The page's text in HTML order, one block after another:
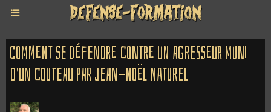
Comment se défendre contre un agresseur muni
d'un couteau par Jean-Noël Naturel